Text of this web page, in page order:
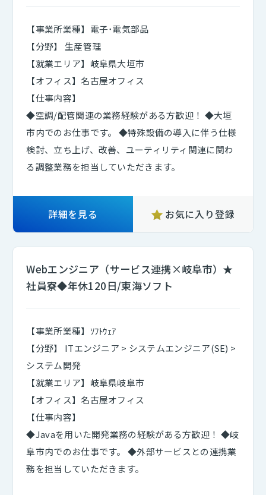
【事業所業種】電子･電気部品
【分野】 生産管理
【就業エリア】岐阜県大垣市
【オフィス】名古屋オフィス
【仕事内容】
◆空調/配管関連の業務経験がある方歓迎！ ◆大垣
市内でのお仕事です。 ◆特殊設備の導入に伴う仕様
検討、立ち上げ、改善、ユーティリティ関連に関わ
る調整業務を担当していただきます。
詳細を見る お気に入り登録
Webエンジニア（サービス連携×岐阜市）★
社員寮◆年休120日/東海ソフト
【事業所業種】ｿﾌﾄｳｪｱ
【分野】 ITエンジニア > システムエンジニア(SE) >
システム開発
【就業エリア】岐阜県岐阜市
【オフィス】名古屋オフィス
【仕事内容】
◆Javaを用いた開発業務の経験がある方歓迎！ ◆岐
阜市内でのお仕事です。 ◆外部サービスとの連携業
務を担当していただきます。